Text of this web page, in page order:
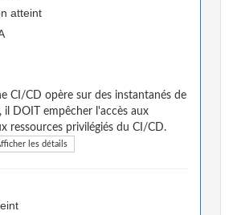
atteint
CI/CD opère sur des instantanés de
il DOIT empêcher l'accès aux
ressources privilégiés du CI/CD.
les détails